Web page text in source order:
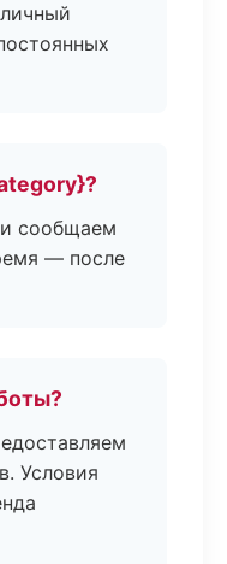
сообщаем
— после
Условия